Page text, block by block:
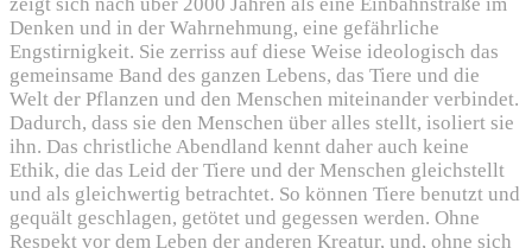
Denken und in der Wahrnehmung, eine gefährliche
Engstirnigkeit. Sie zerriss auf diese Weise ideologisch das
gemeinsame Band des ganzen Lebens, das Tiere und die
Welt der Pflanzen und den Menschen miteinander verbindet.
Dadurch, dass sie den Menschen über alles stellt, isoliert sie
ihn. Das christliche Abendland kennt daher auch keine
Ethik, die das Leid der Tiere und der Menschen gleichstellt
und als gleichwertig betrachtet. So können Tiere benutzt und
gequält geschlagen, getötet und gegessen werden. Ohne
Respekt vor dem Leben der anderen Kreatur, und, ohne sich